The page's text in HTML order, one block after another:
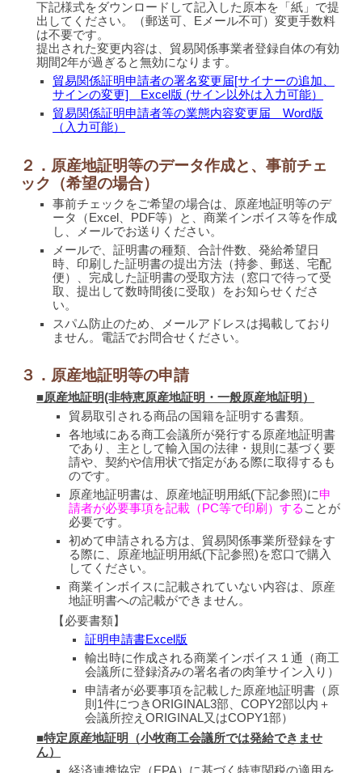
下記様式をダウンロードして記入した原本を「紙」で提
出してください。（郵送可、Eメール不可）変更手数料
は不要です。
提出された変更内容は、貿易関係事業者登録自体の有効
期間2年が過ぎると無効になります。
貿易関係証明申請者の署名変更届[サイナーの追加、
サインの変更] Excel版 (サイン以外は入力可能）
貿易関係証明申請者等の業態内容変更届 Word版
（入力可能）
２．原産地証明等のデータ作成と、事前チェ
ック（希望の場合）
事前チェックをご希望の場合は、原産地証明等のデ
ータ（Excel、PDF等）と、商業インボイス等を作成
し、メールでお送りください。
メールで、証明書の種類、合計件数、発給希望日
時、印刷した証明書の提出方法（持参、郵送、宅配
便）、完成した証明書の受取方法（窓口で待って受
取、提出して数時間後に受取）をお知らせくださ
い。
スパム防止のため、メールアドレスは掲載しており
ません。電話でお問合せください。
３．原産地証明等の申請
■原産地証明(非特恵原産地証明・一般原産地証明）
貿易取引される商品の国籍を証明する書類。
各地域にある商工会議所が発行する原産地証明書
であり、主として輸入国の法律・規則に基づく要
請や、契約や信用状で指定がある際に取得するも
のです。
原産地証明書は、原産地証明用紙(下記参照)に申
請者が必要事項を記載（PC等で印刷）する ことが
必要です。
初めて申請される方は、貿易関係事業所登録をす
る際に、
原産地証明用紙(下記参照)を窓口で購入
してください。
商業インボイスに記載されていない内容は、原産
地証明書への記載ができません。
【必要書類】
証明申請書Excel版
輸出時に作成される商業インボイス１通（商工
会議所に登録済みの署名者の肉筆サイン入り）
申請者が必要事項を記載した原産地証明書（原
則1件につきORIGINAL3部、COPY2部以内＋
会議所控えORIGINAL又はCOPY1部）
■特定原産地証明（小牧商工会議所では発給できませ
ん）